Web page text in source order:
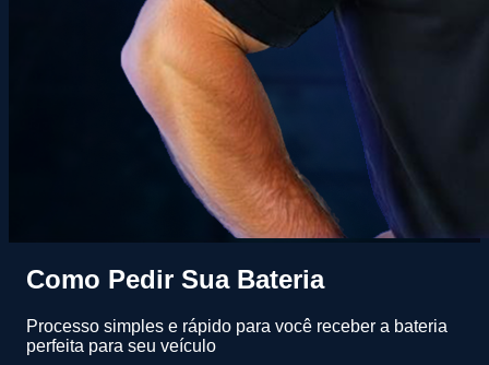
Como Pedir Sua Bateria
Processo simples e rápido para você receber a bateria
perfeita para seu veículo